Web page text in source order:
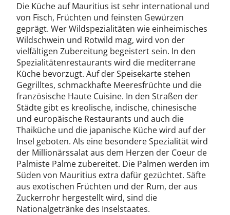
Die Küche auf Mauritius ist sehr international und
von Fisch, Früchten und feinsten Gewürzen
geprägt. Wer Wildspezialitäten wie einheimisches
Wildschwein und Rotwild mag, wird von der
vielfältigen Zubereitung begeistert sein. In den
Spezialitätenrestaurants wird die mediterrane
Küche bevorzugt. Auf der Speisekarte stehen
Gegrilltes, schmackhafte Meeresfrüchte und die
französische Haute Cuisine. In den Straßen der
Städte gibt es kreolische, indische, chinesische
und europäische Restaurants und auch die
Thaiküche und die japanische Küche wird auf der
Insel geboten. Als eine besondere Spezialität wird
der Millionärssalat aus dem Herzen der Coeur de
Palmiste Palme zubereitet. Die Palmen werden im
Süden von Mauritius extra dafür gezüchtet. Säfte
aus exotischen Früchten und der Rum, der aus
Zuckerrohr hergestellt wird, sind die
Nationalgetränke des Inselstaates.